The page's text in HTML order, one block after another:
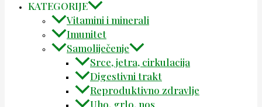
KATEGORIJE
Vitamini i minerali
Imunitet
Samoliječenje
Srce, jetra, cirkulacija
Digestivni trakt
Reproduktivno zdravlje
Uho, grlo, nos